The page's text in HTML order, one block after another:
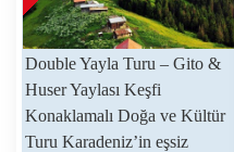
Double Yayla Turu – Gito &
Huser Yaylası Keşfi
Konaklamalı Doğa ve Kültür
Turu Karadeniz’in eşsiz